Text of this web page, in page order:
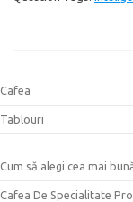
Cafea
Tablouri
Cum să alegi cea mai
Cafea De Specialitate